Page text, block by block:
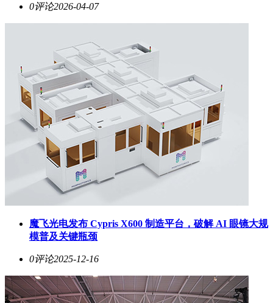
0评论2026-04-07
魔飞光电发布 Cypris X600 制造平台，破解 AI 眼镜大规
模普及关键瓶颈
0评论2025-12-16